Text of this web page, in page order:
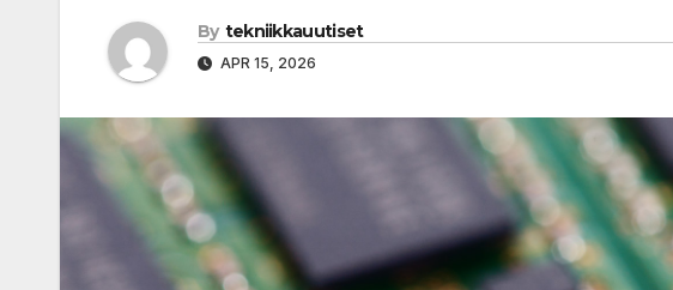
By tekniikkauutiset
APR 15, 2026